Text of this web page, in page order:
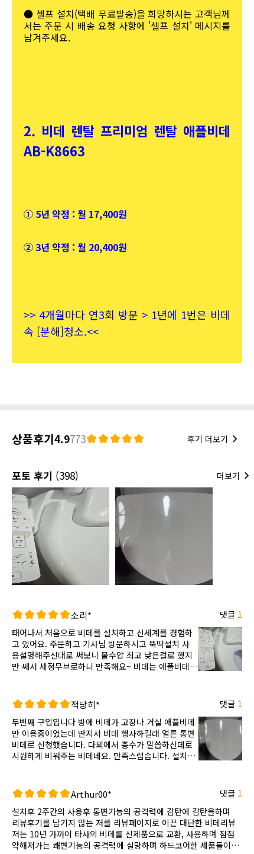
● 셀프 설치(택배 무료발송)을 희망하시는 고객님께
서는 주문 시 배송 요청 사항에 '셀프 설치' 메시지를
남겨주세요.
2. 비데 렌탈 프리미엄 렌탈 애플비데
AB-K8663
① 5년 약정 : 월 17,400원
② 3년 약정 : 월 20,400원
>> 4개월마다 연3회 방문 > 1년에 1번은 비데
속 [분해]청소.<<
상품후기4.9773 후기 더보기
포토 후기 (398) 더보기
소리* 댓글 1
태어나서 처음으로 비데를 설치하고 신세계를 경험하
고 있어요. 주문하고 기사님 방문하시고 뚝딱설치 사
용설명해주신대로 써보니 물수압 최고 낮은걸로 했지
만 쎄서 세정무브로하니 만족해요~ 비데는 애플비데
적당히* 댓글 1
두번째 구입입니다 방에 비데가 고장나 거실 애플비데
만 이용중이었는데 딴지서 비데 행사하길래 얼른 통변
비데로 신청했습니다. 다뵈에서 총수가 말씁하신데로
시원하게 비워주는 비데네요. 만족스럽습니다. 설치도
Arthur00* 댓글 1
설치후 2주간의 사용후 통변기능의 공격력에 감탄에 감탄을하며
리뷰후기를 남기지 않는 저를 리뷰페이지로 이끈 대단한 비데리뷰
저는 10년 가까이 타사의 비데를 신제품으로 교환, 사용하며 점점
약해져가는 쾌변기능의 공격력에 실망하며 하드코어한 제품들이